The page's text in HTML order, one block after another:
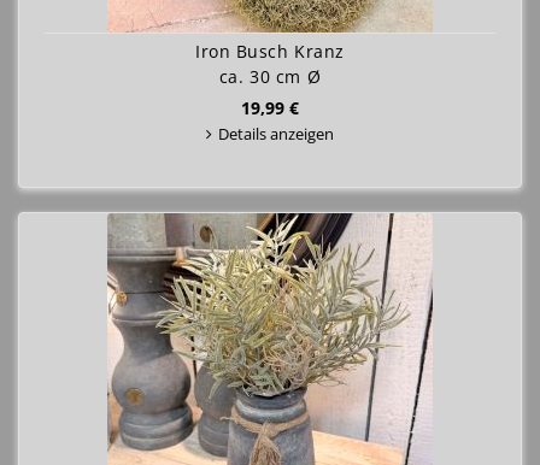
Iron Busch Kranz
ca. 30 cm Ø
19,99 €
Details anzeigen